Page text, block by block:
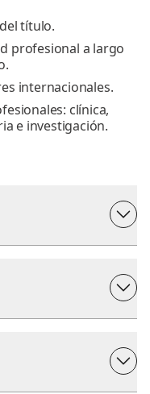
título.
profesional a largo
internacionales.
clínica,
e investigación.
y álgebra.
general.
oral y escrita
nutricias y de
del
individuos, grupos y